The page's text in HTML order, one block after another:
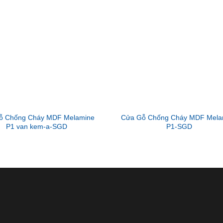
Chống Cháy MDF Melamine
P1 van kem-a-SGD
Cửa Gỗ Chống Cháy MDF
P1-SGD